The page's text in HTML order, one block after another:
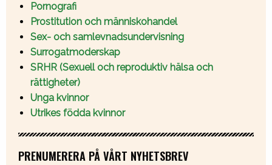
Pornografi
Prostitution och människohandel
Sex- och samlevnadsundervisning
Surrogatmoderskap
SRHR (Sexuell och reproduktiv hälsa och
rättigheter)
Unga kvinnor
Utrikes födda kvinnor
PRENUMERERA PÅ VÅRT NYHETSBREV